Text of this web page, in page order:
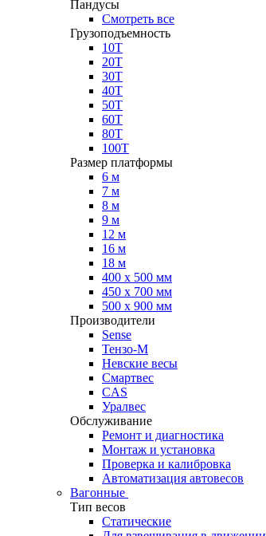
Пандусы
Смотреть все
Грузоподъемность
10Т
20Т
30Т
40Т
50Т
60Т
80Т
100Т
Размер платформы
6 м
7 м
8 м
9 м
12 м
16 м
18 м
400 х 500 мм
450 х 700 мм
500 х 900 мм
Производители
Sense
Тензо-М
Невские весы
Смартвес
CAS
Уралвес
Обслуживание
Ремонт и диагностика
Монтаж и установка
Проверка и калибровка
Автоматизация автовесов
Вагонные
Тип весов
Статические